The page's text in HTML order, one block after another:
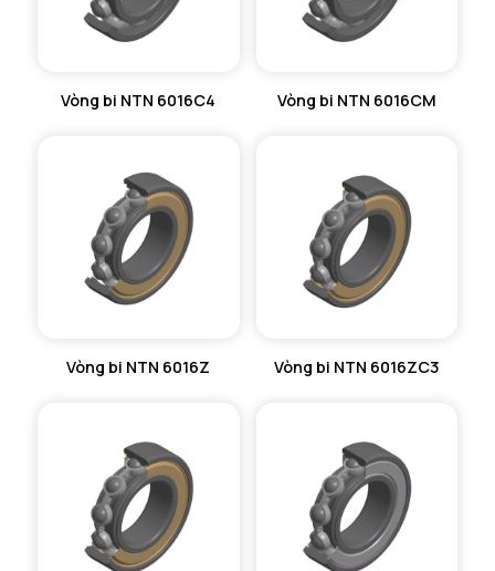
VÒNG BI LĂN TRỤ ĐẨY NTN
GỐI ĐỠ 2 NỬA NTN
MÁY GIA NHIỆT NTN
Vòng bi NTN 6016C4 Vòng bi NTN 6016CM
Vòng bi NTN 6016Z Vòng bi NTN 6016ZC3